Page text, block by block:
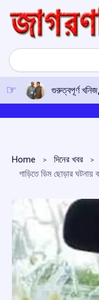
content
Search
গুরুত্বপূর্ণ
Home
দিনের খবর